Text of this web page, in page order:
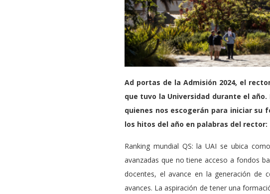
Ad portas de la Admisión 2024, el
que tuvo la Universidad durante el
quienes nos escogerán para iniciar su
los hitos del año en palabras del rector:
Ranking mundial QS: la UAI se ubica
avanzadas que no tiene acceso a fondos
docentes, el avance en la generación de
avances. La aspiración de tener una